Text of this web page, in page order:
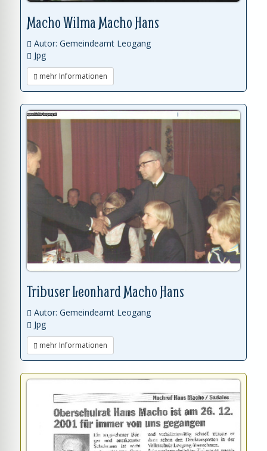
Macho Wilma Macho Hans
Autor: Gemeindeamt Leogang
Jpg
mehr Informationen
Tribuser Leonhard Macho Hans
Autor: Gemeindeamt Leogang
Jpg
mehr Informationen